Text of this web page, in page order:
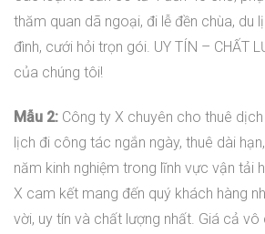
thăm quan dã ngoại, đi lễ đền chùa, du
đình, cưới hỏi trọn gói. UY TÍN – CHẤT
của chúng tôi!
Mẫu 2: Công ty X chuyên cho thuê
lịch đi công tác ngắn ngày, thuê dài
năm kinh nghiệm trong lĩnh vực vận tải
X cam kết mang đến quý khách hàng
vời, uy tín và chất lượng nhất. Giá cả vô